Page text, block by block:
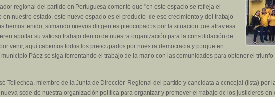
regional del partido en Portuguesa comentó que "en este espacio se refleja el
en nuestro estado, este nuevo espacio es el producto de ese crecimiento y del trabajo
hemos tenido, sumando nuevos dirigentes preocupados por la situación que atraviesa
aportar su valioso trabajo dentro de nuestra organización para la consolidación de
venir, aquí cabemos todos los preocupados por nuestra democracia y porque en
Páez se siga fomentando el trabajo de la mano con las comunidades para obtener el
Tellechea, miembro de la Junta de Dirección Regional del partido y candidata a concejal (lista) por
sede de nuestra organización política para organizar y promover el trabajo de los justicieros